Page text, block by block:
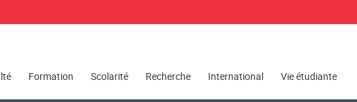
Formation Scolarité Recherche International Vie étudiante